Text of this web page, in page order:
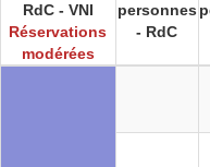
RdC - VNI
Réservations
modérées
personnes
- RdC